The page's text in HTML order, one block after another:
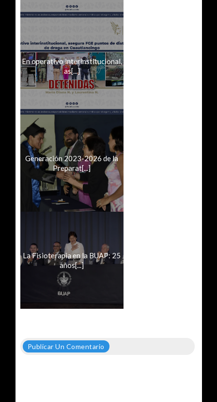
En operativo interinstitucional,
as[...]
Generación 2023-2026 de la
Preparat[...]
La Fisioterapia en la BUAP: 25
años[...]
Publicar Un Comentario